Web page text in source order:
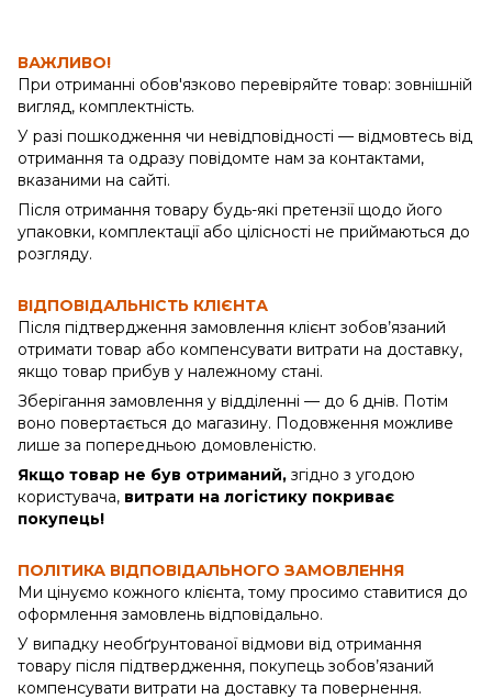
ВАЖЛИВО!
При отриманні обов'язково перевіряйте товар: зовнішній
вигляд, комплектність.
У разі пошкодження чи невідповідності — відмовтесь від
отримання та одразу повідомте нам за контактами,
вказаними на сайті.
Після отримання товару будь-які претензії щодо його
упаковки, комплектації або цілісності не приймаються до
розгляду.
ВІДПОВІДАЛЬНІСТЬ КЛІЄНТА
Після підтвердження замовлення клієнт зобов’язаний
отримати товар або компенсувати витрати на доставку,
якщо товар прибув у належному стані.
Зберігання замовлення у відділенні — до 6 днів. Потім
воно повертається до магазину. Подовження можливе
лише за попередньою домовленістю.
Якщо товар не був отриманий, згідно з угодою
користувача, витрати на логістику покриває
покупець!
ПОЛІТИКА ВІДПОВІДАЛЬНОГО ЗАМОВЛЕННЯ
Ми цінуємо кожного клієнта, тому просимо ставитися до
оформлення замовлень відповідально.
У випадку необґрунтованої відмови від отримання
товару після підтвердження, покупець зобов’язаний
компенсувати витрати на доставку та повернення.